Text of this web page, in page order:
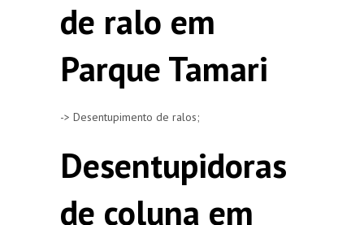
de ralo em
Parque Tamari
-> Desentupimento de ralos;
Desentupidoras
de coluna em